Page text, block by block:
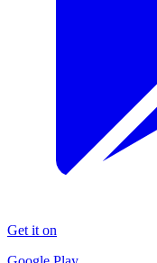
Get it on